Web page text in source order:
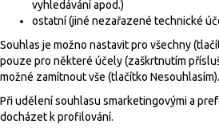
vyhledávání apod.)
ostatní (jiné nezařazené technické
Souhlas je možno nastavit pro všechny
pouze pro některé účely (zaškrtnutím
možné zamítnout vše (tlačítko Nesouhlasím).
Při udělení souhlasu smarketingovými a
docházet k profilování.